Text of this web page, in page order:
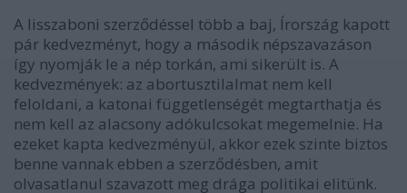
A lisszaboni szerződéssel több a baj, Írország kapott
pár kedvezményt, hogy a második népszavazáson
így nyomják le a nép torkán, ami sikerült is. A
kedvezmények: az abortusztilalmat nem kell
feloldani, a katonai függetlenségét megtarthatja és
nem kell az alacsony adókulcsokat megemelnie. Ha
ezeket kapta kedvezményül, akkor ezek szinte biztos
benne vannak ebben a szerződésben, amit
olvasatlanul szavazott meg drága politikai elitünk.